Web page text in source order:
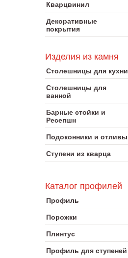
Кварцвинил
Декоративные
покрытия
Изделия из камня
Столешницы для кухни
Столешницы для
ванной
Барные стойки и
Ресепшн
Подоконники и отливы
Ступени из кварца
Каталог профилей
Профиль
Порожки
Плинтус
Профиль для ступеней